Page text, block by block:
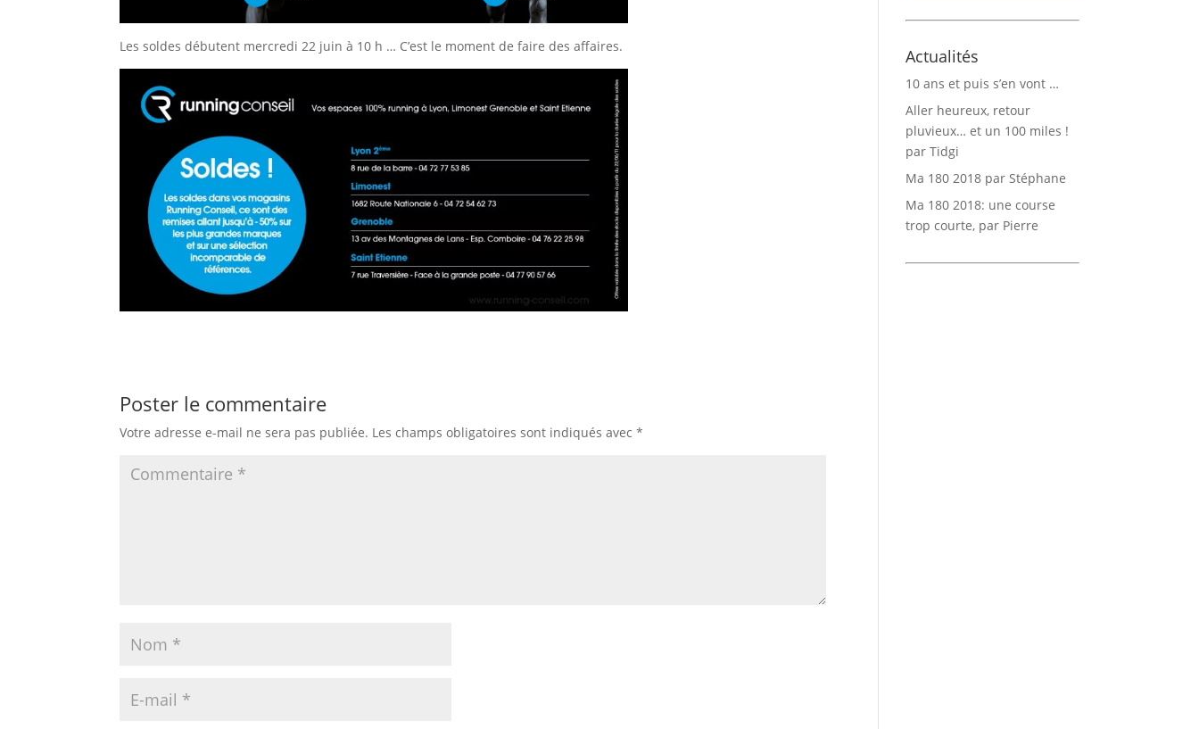
Les soldes débutent mercredi 22 juin à 10 h … C’est le moment de faire des affaires.
Poster le commentaire
Votre adresse e-mail ne sera pas publiée. Les champs obligatoires sont indiqués avec*
Actualités
10 ans et puis s’en vont …
Aller heureux, retour
pluvieux… et un 100 miles !
par Tidgi
Ma 180 2018 par Stéphane
Ma 180 2018: une course
trop courte, par Pierre